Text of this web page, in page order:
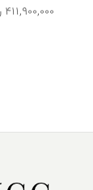
411,900,000